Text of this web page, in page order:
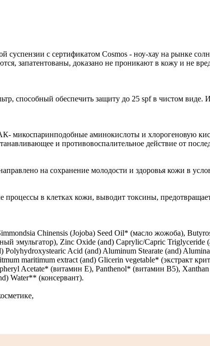
суспензии с сертификатом Cosmos - ноу-хау на рынке
запатентованы, доказано не проникают в кожу и не
способный обеспечить защиту до 25 spf в чистом виде.
микоспаринподобные аминокислоты и хлорогеновую
и противовоспалительное действие от
на сохранение молодости и здоровья кожи в
процессы в клетках кожи, выводит токсины,
Chinensis (Jojoba) Seed Oil* (масло жожоба),
эмульгатор), Zinc Oxide (and) Caprylic/Capric
Acid (and) Aluminum Stearate (and)
maritimum extract (and) Glicerin vegetable* (экстракт
Acetate* (витамин Е), Panthenol* (витамин В5),
Water** (консервант).